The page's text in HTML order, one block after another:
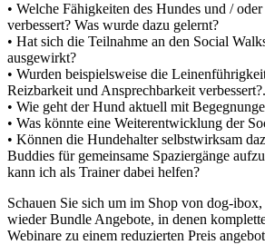
• Welche Fähigkeiten des Hundes und /
verbessert? Was wurde dazu gelernt?
• Hat sich die Teilnahme an den Social
ausgewirkt?
• Wurden beispielsweise die
Reizbarkeit und Ansprechbarkeit verbessert?.
• Wie geht der Hund aktuell mit
• Was könnte eine Weiterentwicklung der
• Können die Hundehalter selbstwirksam
Buddies für gemeinsame Spaziergänge
kann ich als Trainer dabei helfen?
Schauen Sie sich um im Shop von dog-
wieder Bundle Angebote, in denen
Webinare zu einem reduzierten Preis